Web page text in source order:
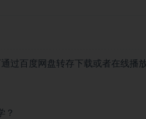
过百度网盘转存下载或者在线播
？